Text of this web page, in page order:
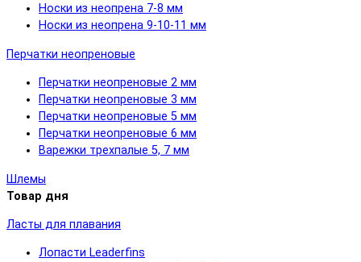
Носки из неопрена 7-8 мм
Носки из неопрена 9-10-11 мм
Перчатки неопреновые
Перчатки неопреновые 2 мм
Перчатки неопреновые 3 мм
Перчатки неопреновые 5 мм
Перчатки неопреновые 6 мм
Варежки трехпалые 5, 7 мм
Шлемы
Товар дня
Ласты для плавания
Лопасти Leaderfins